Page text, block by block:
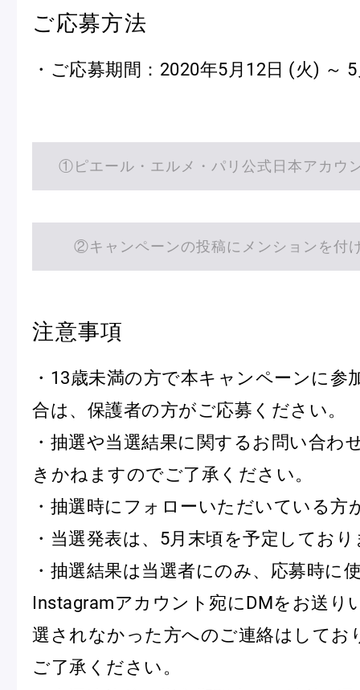
フルーツとヨーグルトのマカ
＜麻布台ヒ
ピエール・エルメ・パリ
Notre Maison
ピエール・エルメについて
店舗一覧
Nos adresses
国内ブティック一覧 海外ブ
ご応募方法
・ご応募期間：2020年5月12日 (火) ～
①ピエール・エルメ・パリ公式日本アカウ
②キャンペーンの投稿にメンションを付
注意事項
・13歳未満の方で本キャンペーンに参
合は、保護者の方がご応募ください。
・抽選や当選結果に関するお問い合わ
きかねますのでご了承ください。
・抽選時にフォローいただいている方
・当選発表は、5月末頃を予定してお
・抽選結果は当選者にのみ、応募時に
Instagramアカウント宛にDMをお送り
選されなかった方へのご連絡はしてお
ご了承ください。